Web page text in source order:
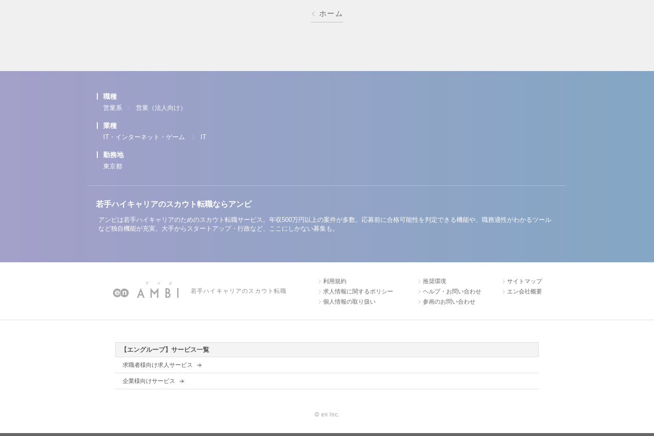
ホーム
職種
営業系 営業（法人向け）
業種
IT・インターネット・ゲーム IT
勤務地
東京都
若手ハイキャリアのスカウト転職ならアンビ
アンビは若手ハイキャリアのためのスカウト転職サービス。年収500万円以上の案件が多数。応募前に合格可能性を判定できる機能や、職務適性がわかるツール
など独自機能が充実。大手からスタートアップ・行政など、ここにしかない募集も。
若手ハイキャリアのスカウト転職
利用規約
求人情報に関するポリシー
個人情報の取り扱い
推奨環境
ヘルプ・お問い合わせ
参画のお問い合わせ
サイトマップ
エン会社概要
【エングループ】サービス一覧
求職者様向け求人サービス
企業様向けサービス
© en Inc.